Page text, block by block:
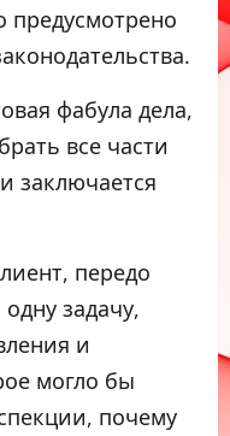
предусмотрено
фабула дела,
все части
заключается
передо
задачу,
и
могло бы
почему